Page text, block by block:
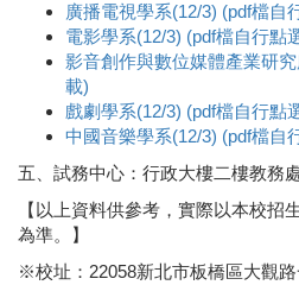
廣播電視學系(12/3) (pdf檔自
電影學系(12/3) (pdf檔自行點
影音創作與數位媒體產業研
載)
戲劇學系(12/3) (pdf檔自行點
中國音樂學系(12/3) (pdf檔自
五、試務中心：行政大樓二樓教務
【以上資料供參考，實際以本校招
為準。】
※校址：22058新北市板橋區大觀路